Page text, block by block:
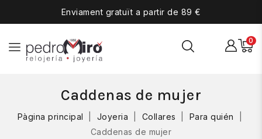
Enviament gratuït a partir de 89 €
0
Caddenas de mujer
Pàgina principal Joyeria Collares
Para quién
Caddenas de mujer